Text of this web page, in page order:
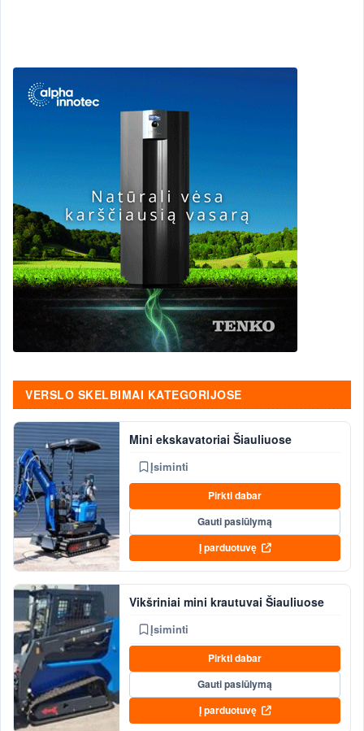
VERSLO SKELBIMAI KATEGORIJOSE
Mini ekskavatoriai Šiauliuose
Įsiminti
Pirkti dabar
Gauti pasiūlymą
Į parduotuvę
Vikšriniai mini krautuvai Šiauliuose
Įsiminti
Pirkti dabar
Gauti pasiūlymą
Į parduotuvę